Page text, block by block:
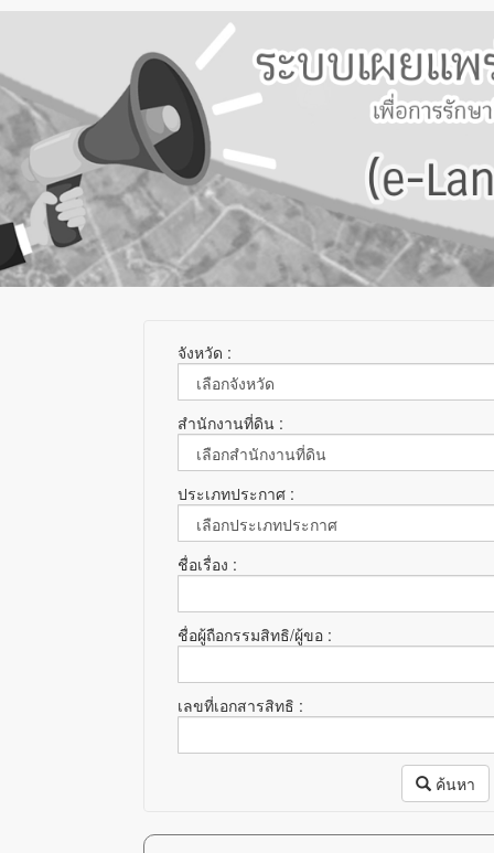
จังหวัด :
สำนักงานที่ดิน :
ประเภทประกาศ :
ชื่อเรื่อง :
ชื่อผู้ถือกรรมสิทธิ/ผู้ขอ :
เลขที่เอกสารสิทธิ :
ค้นหา